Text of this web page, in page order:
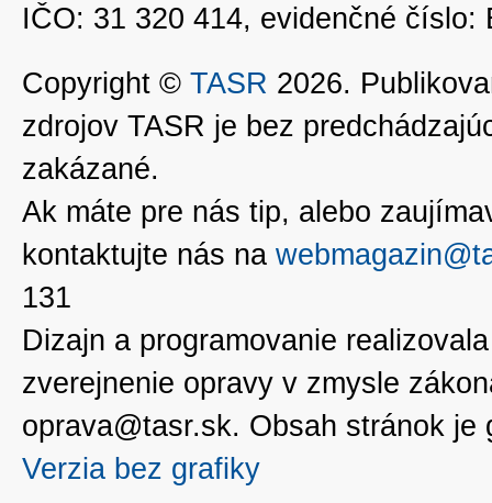
IČO: 31 320 414, evidenčné číslo:
Copyright © TASR 2026.
zdrojov TASR je bez
zakázané.
Ak máte pre nás tip, alebo
kontaktujte nás na
131
Dizajn a programovanie
zverejnenie opravy v zmysle
oprava@tasr.sk. Obsah stránok
Verzia bez grafiky